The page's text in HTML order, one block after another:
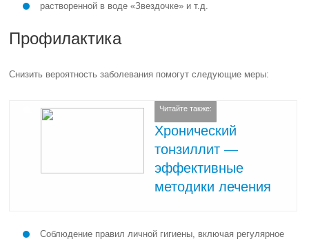
растворенной в воде «Звездочке» и т.д.
Профилактика
Снизить вероятность заболевания помогут следующие меры:
Читайте также:
Хронический
тонзиллит —
эффективные
методики лечения
Соблюдение правил личной гигиены, включая регулярное